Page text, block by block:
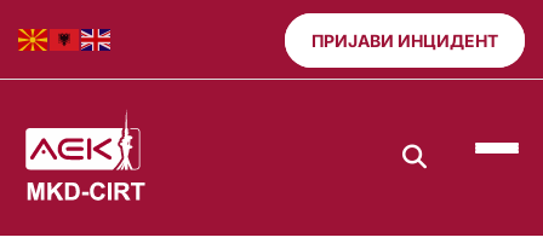
ПРИЈАВИ ИНЦИДЕНТ